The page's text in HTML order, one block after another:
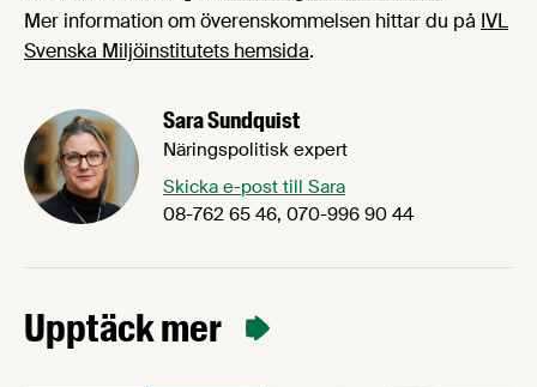
Mer information om överenskommelsen hittar du på IVL
Svenska Miljöinstitutets hemsida.
Sara Sundquist
Näringspolitisk expert
Skicka e-post till Sara
08-762 65 46, 070-996 90 44
Upptäck mer